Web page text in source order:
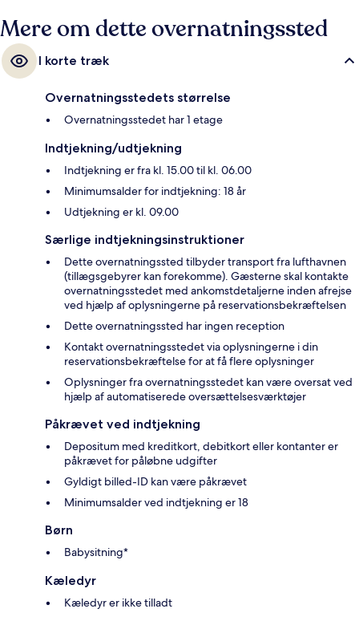
Mere om dette overnatningssted
I korte træk
Overnatningsstedets størrelse
Overnatningsstedet har 1 etage
Indtjekning/udtjekning
Indtjekning er fra kl. 15.00 til kl. 06.00
Minimumsalder for indtjekning: 18 år
Udtjekning er kl. 09.00
Særlige indtjekningsinstruktioner
Dette overnatningssted tilbyder transport fra lufthavnen
(tillægsgebyrer kan forekomme). Gæsterne skal kontakte
overnatningsstedet med ankomstdetaljerne inden afrejse
ved hjælp af oplysningerne på reservationsbekræftelsen
Dette overnatningssted har ingen reception
Kontakt overnatningsstedet via oplysningerne i din
reservationsbekræftelse for at få flere oplysninger
Oplysninger fra overnatningsstedet kan være oversat ved
hjælp af automatiserede oversættelsesværktøjer
Påkrævet ved indtjekning
Depositum med kreditkort, debitkort eller kontanter er
påkrævet for påløbne udgifter
Gyldigt billed-ID kan være påkrævet
Minimumsalder ved indtjekning er 18
Børn
Babysitning*
Kæledyr
Kæledyr er ikke tilladt